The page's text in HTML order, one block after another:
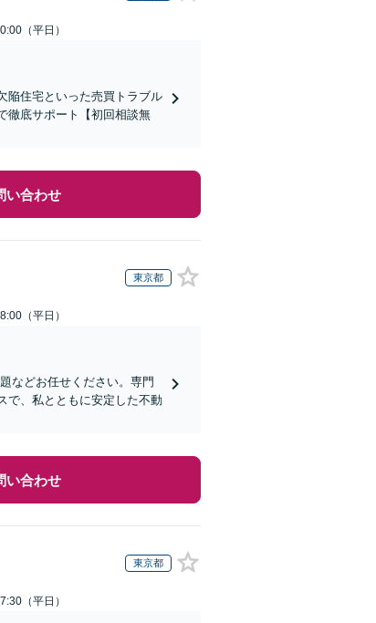
（平日）
陥住宅といった売買トラブル
徹底サポート【初回相談無
い合わせ
東京都
（平日）
などお任せください。専門
で、私とともに安定した不動
い合わせ
東京都
（平日）